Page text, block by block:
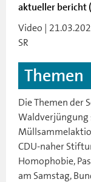
aktueller bericht
Video |
SR
Themen
Die Themen der
Waldverjüngung
CDU-naher
Homophobie,
am Samstag,